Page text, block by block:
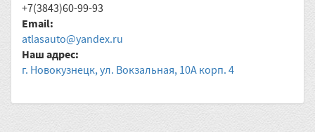
+7(3843)60-99-93
Email:
atlasauto@yandex.ru
Наш адрес:
г. Новокузнецк, ул. Вокзальная, 10А корп. 4